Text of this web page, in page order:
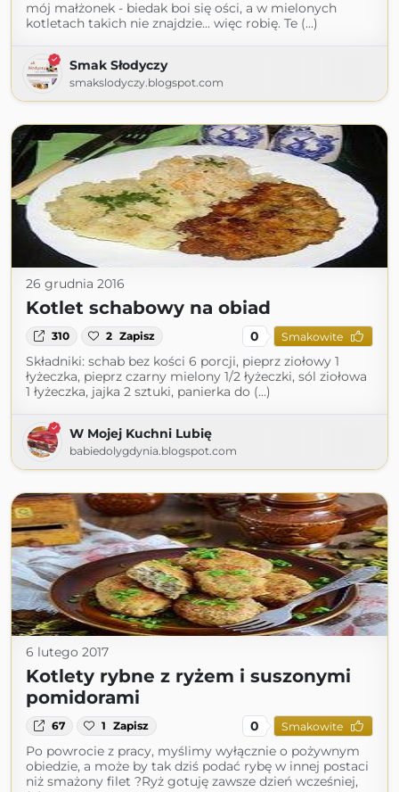
mój małżonek - biedak boi się ości, a w mielonych
kotletach takich nie znajdzie... więc robię. Te (...)
Smak Słodyczy
smakslodyczy.blogspot.com
26 grudnia 2016
Kotlet schabowy na obiad
310 2 Zapisz 0 Smakowite
Składniki: schab bez kości 6 porcji, pieprz ziołowy 1
łyżeczka, pieprz czarny mielony 1/2 łyżeczki, sól ziołowa
1 łyżeczka, jajka 2 sztuki, panierka do (...)
W Mojej Kuchni Lubię
babiedolygdynia.blogspot.com
6 lutego 2017
Kotlety rybne z ryżem i suszonymi
pomidorami
67 1 Zapisz 0 Smakowite
Po powrocie z pracy, myślimy wyłącznie o pożywnym
obiedzie, a może by tak dziś podać rybę w innej postaci
niż smażony filet ?Ryż gotuję zawsze dzień wcześniej,